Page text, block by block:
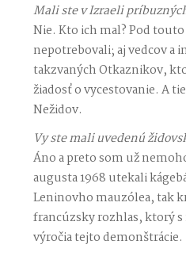
Mali ste v Izraeli
Nie. Kto ich mal? Pod
nepotrebovali; aj vedcov a
takzvaných Otkaznikov,
žiadosť o vycestovanie. A
Nežidov.
Vy ste mali uvedenú
Áno a preto som už
augusta 1968 utekali
Leninovho mauzólea, tak
francúzsky rozhlas, ktorý
výročia tejto demonštrácie.